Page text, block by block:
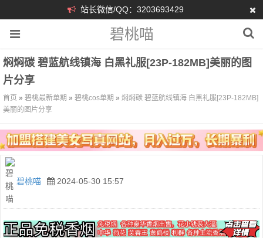
站长微信/QQ：3203693429
碧桃喵
焖焖碳 碧蓝航线镇海 白黑礼服[23P-182MB]美丽的图
片分享
首页 » 碧桃最新单期 » 碧桃cos单期 » 焖焖碳 碧蓝航线镇海 白黑礼服[23P-182MB]
美丽的图片分享
碧桃喵 2024-05-30 15:57